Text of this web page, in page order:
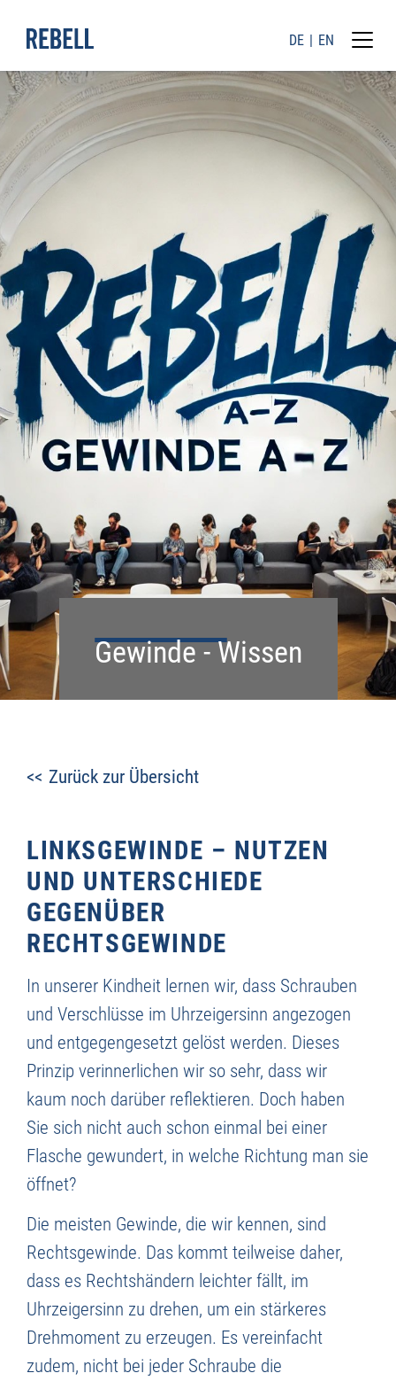
DE EN
Gewinde - Wissen
Zurück zur Übersicht
LINKSGEWINDE – NUTZEN
UND UNTERSCHIEDE
GEGENÜBER
RECHTSGEWINDE
In unserer Kindheit lernen wir, dass Schrauben
und Verschlüsse im Uhrzeigersinn angezogen
und entgegengesetzt gelöst werden. Dieses
Prinzip verinnerlichen wir so sehr, dass wir
kaum noch darüber reflektieren. Doch haben
Sie sich nicht auch schon einmal bei einer
Flasche gewundert, in welche Richtung man sie
öffnet?
Die meisten Gewinde, die wir kennen, sind
Rechtsgewinde. Das kommt teilweise daher,
dass es Rechtshändern leichter fällt, im
Uhrzeigersinn zu drehen, um ein stärkeres
Drehmoment zu erzeugen. Es vereinfacht
zudem, nicht bei jeder Schraube die